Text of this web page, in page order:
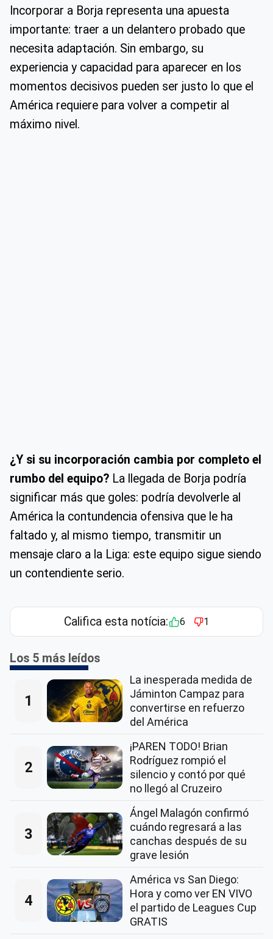
Incorporar a Borja representa una apuesta
importante: traer a un delantero probado que
necesita adaptación. Sin embargo, su
experiencia y capacidad para aparecer en los
momentos decisivos pueden ser justo lo que el
América requiere para volver a competir al
máximo nivel.
¿Y si su incorporación cambia por completo el
rumbo del equipo? La llegada de Borja podría
significar más que goles: podría devolverle al
América la contundencia ofensiva que le ha
faltado y, al mismo tiempo, transmitir un
mensaje claro a la Liga: este equipo sigue siendo
un contendiente serio.
Califica esta notícia: 6 1
Los 5 más leídos
1
La inesperada medida de
Jáminton Campaz para
convertirse en refuerzo
del América
2
¡PAREN TODO! Brian
Rodríguez rompió el
silencio y contó por qué
no llegó al Cruzeiro
3
Ángel Malagón confirmó
cuándo regresará a las
canchas después de su
grave lesión
4
América vs San Diego:
Hora y como ver EN VIVO
el partido de Leagues Cup
GRATIS